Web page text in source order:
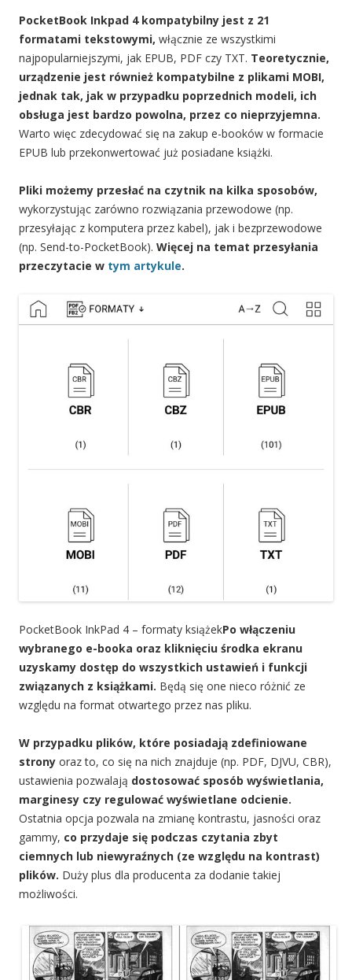
PocketBook Inkpad 4 kompatybilny jest z 21
formatami tekstowymi, włącznie ze wszystkimi
najpopularniejszymi, jak EPUB, PDF czy TXT. Teoretycznie,
urządzenie jest również kompatybilne z plikami MOBI,
jednak tak, jak w przypadku poprzednich modeli, ich
obsługa jest bardzo powolna, przez co nieprzyjemna.
Warto więc zdecydować się na zakup e-booków w formacie
EPUB lub przekonwertować już posiadane książki.
Pliki możemy przesłać na czytnik na kilka sposobów,
wykorzystując zarówno rozwiązania przewodowe (np.
przesyłając z komputera przez kabel), jak i bezprzewodowe
(np. Send-to-PocketBook). Więcej na temat przesyłania
przeczytacie w tym artykule.
PocketBook InkPad 4 – formaty książekPo włączeniu
wybranego e-booka oraz kliknięciu środka ekranu
uzyskamy dostęp do wszystkich ustawień i funkcji
związanych z książkami. Będą się one nieco różnić ze
względu na format otwartego przez nas pliku.
W przypadku plików, które posiadają zdefiniowane
strony oraz to, co się na nich znajduje (np. PDF, DJVU, CBR),
ustawienia pozwalają dostosować sposób wyświetlania,
marginesy czy regulować wyświetlane odcienie.
Ostatnia opcja pozwala na zmianę kontrastu, jasności oraz
gammy, co przydaje się podczas czytania zbyt
ciemnych lub niewyraźnych (ze względu na kontrast)
plików. Duży plus dla producenta za dodanie takiej
możliwości.